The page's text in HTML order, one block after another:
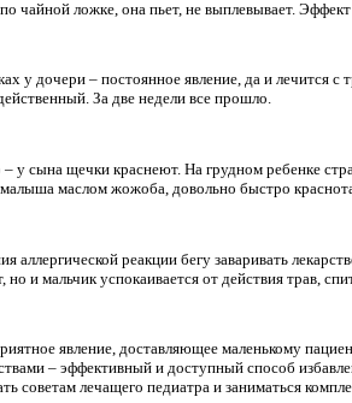
чайной ложке, она пьет, не выплевывает.
у дочери – постоянное явление, да и лечится с
За две недели все прошло.
– у сына щечки краснеют. На грудном ребенке
маслом жожоба, довольно быстро краснота
аллергической реакции бегу заваривать
и мальчик успокаивается от действия трав,
явление, доставляющее маленькому
– эффективный и доступный способ
советам лечащего педиатра и заниматься